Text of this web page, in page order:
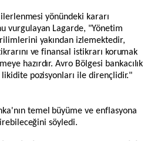
yönündeki kararı
vurgulayan Lagarde, "Yönetim
yakından izlemektedir,
ve finansal istikrarı korumak
hazırdır. Avro Bölgesi bankacılık
pozisyonları ile dirençlidir."
temel büyüme ve enflasyona
söyledi.